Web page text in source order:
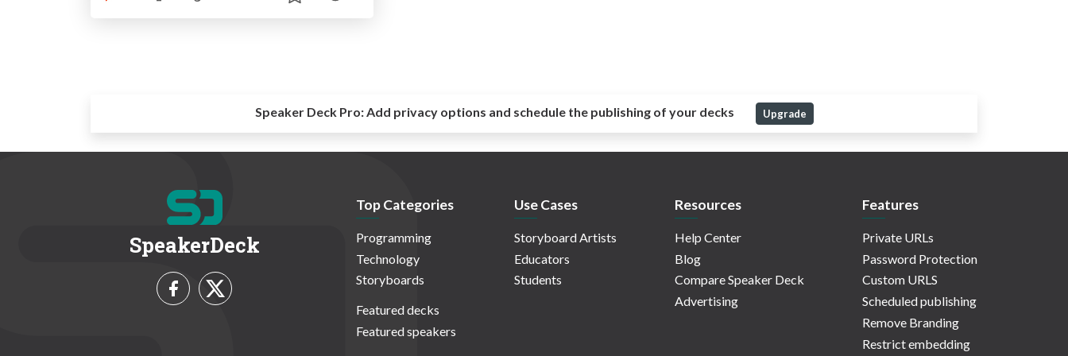
Speaker Deck Pro:Add privacy options and schedule the publishing of your decks Upgrade
SpeakerDeck
Top Categories
Programming
Technology
Storyboards
Featured decks
Featured speakers
Use Cases
Storyboard Artists
Educators
Students
Resources
Help Center
Blog
Compare Speaker Deck
Advertising
Features
Private URLs
Password Protection
Custom URLS
Scheduled publishing
Remove Branding
Restrict embedding